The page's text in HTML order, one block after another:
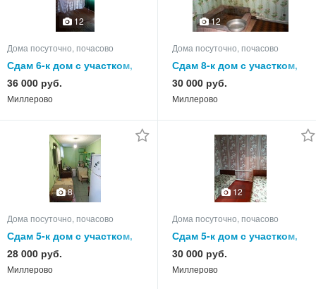
12
Дома посуточно, почасово
Сдам 6-к дом с участком,
85.0 кв.м, этажей 1
36 000 руб.
Миллерово
12
Дома посуточно, почасово
Сдам 8-к дом с участком,
85.0 кв.м, этажей 1
30 000 руб.
Миллерово
8
Дома посуточно, почасово
Сдам 5-к дом с участком,
65.0 кв.м, этажей 1
28 000 руб.
Миллерово
12
Дома посуточно, почасово
Сдам 5-к дом с участком,
75.0 кв.м, этажей 1
30 000 руб.
Миллерово